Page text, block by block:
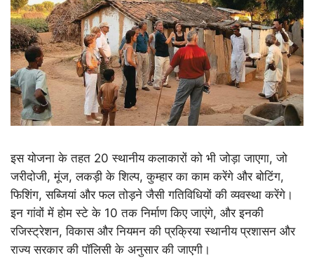
इस योजना के तहत 20 स्थानीय कलाकारों को भी जोड़ा जाएगा, जो
जरीदोजी, मूंज, लकड़ी के शिल्प, कुम्हार का काम करेंगे और बोटिंग,
फिशिंग, सब्जियां और फल तोड़ने जैसी गतिविधियों की व्यवस्था करेंगे।
इन गांवों में होम स्टे के 10 तक निर्माण किए जाएंगे, और इनकी
रजिस्ट्रेशन, विकास और नियमन की प्रक्रिया स्थानीय प्रशासन और
राज्य सरकार की पॉलिसी के अनुसार की जाएगी।